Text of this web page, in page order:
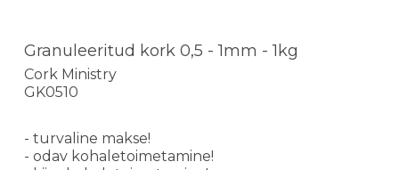
Granuleeritud kork 0,5 - 1mm - 1kg
Cork Ministry
GK0510
- turvaline makse!
- odav kohaletoimetamine!